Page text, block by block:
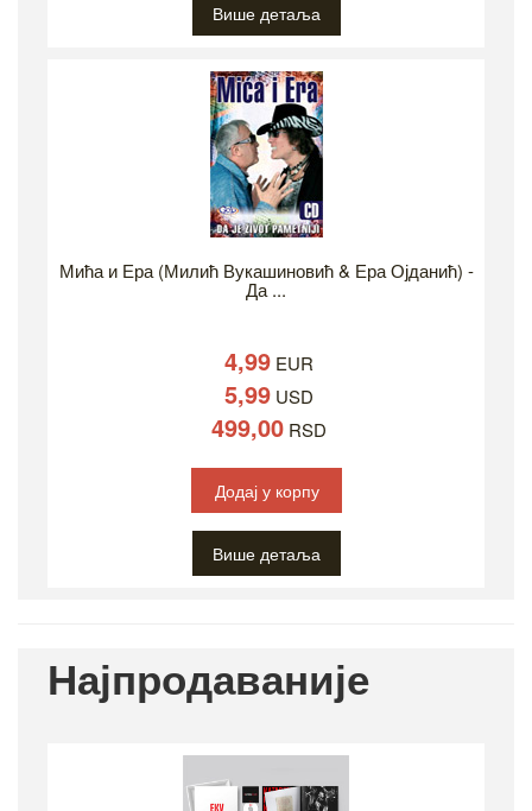
Више детаља
Мића и Ера (Милић Вукашиновић & Ера Ојданић) -
Да ...
4,99 EUR
5,99 USD
499,00 RSD
Додај у корпу
Више детаља
Најпродаваније